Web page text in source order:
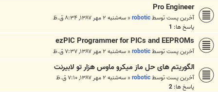
Pro Engineer
آخرین پست توسطrobotic
« سه‌شنبه ۲ مهر ۱۳۸۷, ۸:۳۴ ق.ظ
پاسخ ها: 1
ezPIC Programmer for PICs and EEPROMs
آخرین پست توسطrobotic
« سه‌شنبه ۲ مهر ۱۳۸۷, ۷:۳۷ ق.ظ
الگوریتم های حل ماز میکرو ماوس هزار تو لابیرنت
آخرین پست توسطrobotic
« سه‌شنبه ۲ مهر ۱۳۸۷, ۷:۱۰ ق.ظ
پاسخ ها: 2